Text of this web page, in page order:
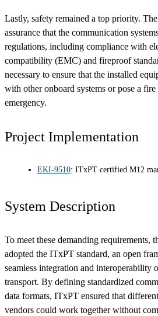
Lastly, safety remained a top priority.
assurance that the communication
regulations, including compliance with
compatibility (EMC) and fireproof
necessary to ensure that the installed
with other onboard systems or pose a
emergency.
Project Implementation
EKI-9510: ITxPT certified M12
System Description
To meet these demanding requirements,
adopted the ITxPT standard, an open
seamless integration and interoperability
transport. By defining standardized
data formats, ITxPT ensured that
vendors could work together without